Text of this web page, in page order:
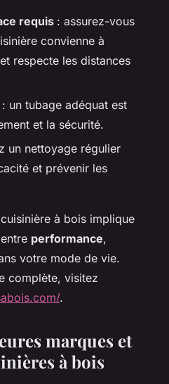
requis : assurez-vous
convienne à
respecte les distances
: un tubage adéquat est
et la sécurité.
un nettoyage régulier
et prévenir les
à bois implique
performance,
votre mode de vie.
complète, visitez
.
marques et
à bois